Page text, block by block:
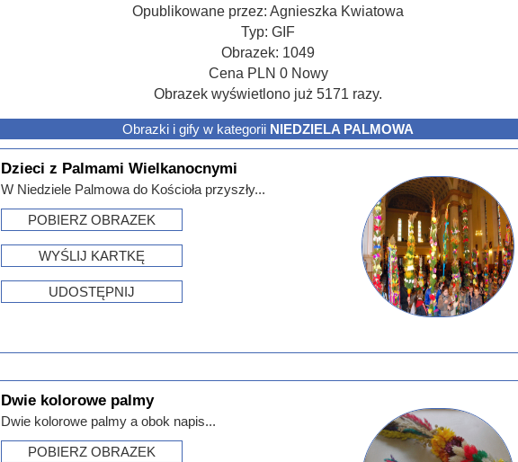
Opublikowane przez:Agnieszka Kwiatowa
Typ:GIF
Obrazek: 1049
Cena PLN 0Nowy
Obrazek wyświetlono już 5171 razy.
Obrazki i gify w kategorii NIEDZIELA PALMOWA
Dzieci z Palmami Wielkanocnymi
W Niedziele Palmowa do Kościoła przyszły...
POBIERZ OBRAZEK
WYŚLIJ KARTKĘ
UDOSTĘPNIJ
Dwie kolorowe palmy
Dwie kolorowe palmy a obok napis...
POBIERZ OBRAZEK